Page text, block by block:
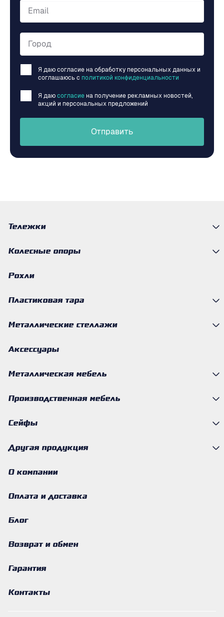
Email
Город
Я даю согласие на обработку персональных данных и
соглашаюсь c политикой конфиденциальности
Я даю согласие на получение рекламных новостей,
акций и персональных предложений
Отправить
Тележки
Колесные опоры
Рохли
Пластиковая тара
Металлические стеллажи
Аксессуары
Металлическая мебель
Производственная мебель
Сейфы
Другая продукция
О компании
Оплата и доставка
Блог
Возврат и обмен
Гарантия
Контакты